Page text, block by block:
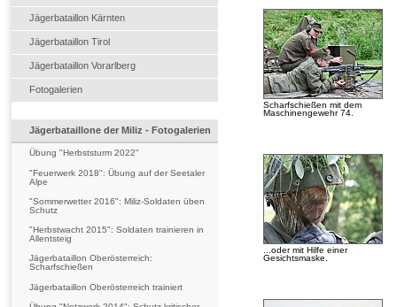
Jägerbataillon Kärnten
Jägerbataillon Tirol
Jägerbataillon Vorarlberg
Fotogalerien
Jägerbataillone der Miliz - Fotogalerien
Übung "Herbststurm 2022"
"Feuerwerk 2018": Übung auf der Seetaler
Alpe
"Sommerwetter 2016": Miliz-Soldaten üben
Schutz
"Herbstwacht 2015": Soldaten trainieren in
Allentsteig
Jägerbataillon Oberösterreich:
Scharfschießen
Jägerbataillon Oberösterreich trainiert
Scharfschießen mit dem
Maschinengewehr 74.
...oder mit Hilfe einer
Gesichtsmaske.